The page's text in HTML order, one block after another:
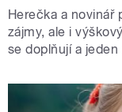
Herečka a novinář
zájmy, ale i
se doplňují a